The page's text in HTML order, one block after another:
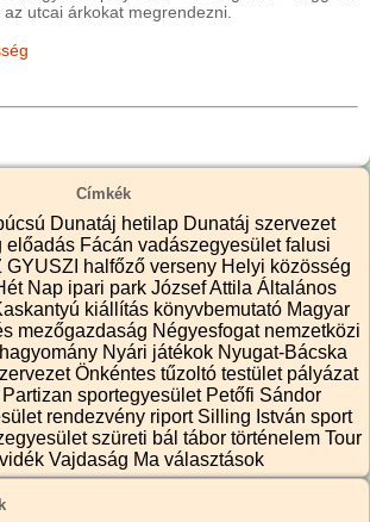
utcai árkokat megrendezni.
Címkék
Dunatáj hetilap Dunatáj szervezet
előadás Fácán vadászegyesületfalusi
GYUSZI halfőző verseny Helyi közösség
Nap ipari park József Attila Általános
kiállítás könyvbemutató Magyar
mezőgazdaság Négyesfogat nemzetközi
Nyári játékok Nyugat-Bácska
Önkéntes tűzoltó testület pályázat
Partizan sportegyesület Petőfi Sándor
rendezvény riport Silling István sport
szüreti bál tábor történelem Tour
Vajdaság Ma választások